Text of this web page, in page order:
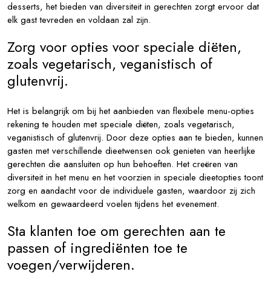
desserts, het bieden van diversiteit in gerechten zorgt ervoor dat
elk gast tevreden en voldaan zal zijn.
Zorg voor opties voor speciale diëten,
zoals vegetarisch, veganistisch of
glutenvrij.
Het is belangrijk om bij het aanbieden van flexibele menu-opties
rekening te houden met speciale diëten, zoals vegetarisch,
veganistisch of glutenvrij. Door deze opties aan te bieden, kunnen
gasten met verschillende dieetwensen ook genieten van heerlijke
gerechten die aansluiten op hun behoeften. Het creëren van
diversiteit in het menu en het voorzien in speciale dieetopties toont
zorg en aandacht voor de individuele gasten, waardoor zij zich
welkom en gewaardeerd voelen tijdens het evenement.
Sta klanten toe om gerechten aan te
passen of ingrediënten toe te
voegen/verwijderen.